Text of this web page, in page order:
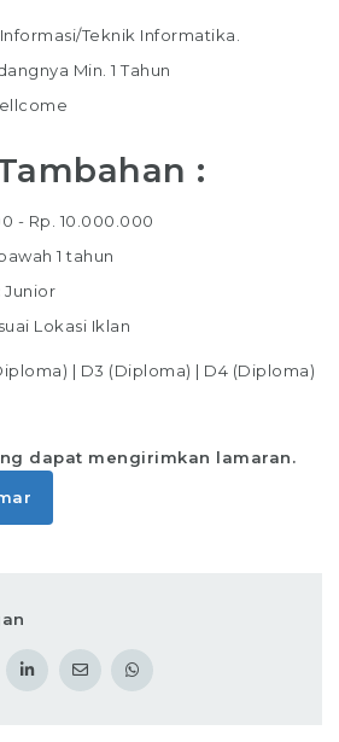
Teknik Informatika.
Min. 1 Tahun
:
- Rp. 10.000.000
1 tahun
Junior
Lokasi Iklan
| D3 (Diploma) | D4 (Diploma)
dapat mengirimkan lamaran.